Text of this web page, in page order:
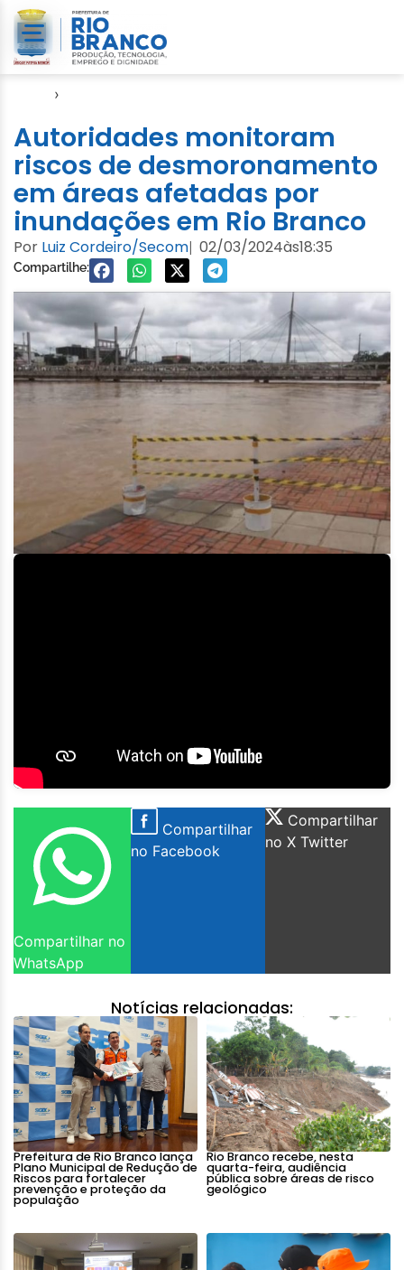
›
Autoridades monitoram
riscos de desmoronamento
em áreas afetadas por
inundações em Rio Branco
Por Luiz Cordeiro/Secom| 02/03/2024às18:35
Compartilhe:
Compartilhar no
WhatsApp
Compartilhar
no Facebook
Compartilhar
no X Twitter
Notícias relacionadas:
Prefeitura de Rio Branco lança
Plano Municipal de Redução de
Riscos para fortalecer
prevenção e proteção da
população
Rio Branco recebe, nesta
quarta-feira, audiência
pública sobre áreas de risco
geológico